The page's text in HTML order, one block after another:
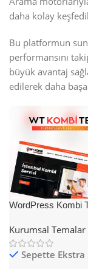
daha kolay
Bu platformun
performansını
büyük avantaj
edilerek daha
WordPress Kombi
Kurumsal Temalar
Sepette